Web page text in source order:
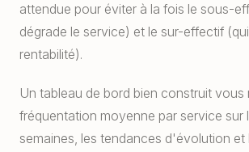
attendue pour éviter à la fois le sous-
dégrade le service) et le sur-effectif
rentabilité).
Un tableau de bord bien construit vous
fréquentation moyenne par service sur
semaines, les tendances d'évolution et